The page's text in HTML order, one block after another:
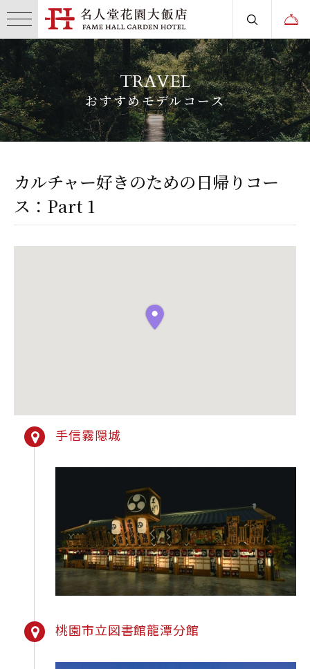
TRAVEL
おすすめモデルコース
カルチャー好きのための日帰りコー
ス：Part 1
手信霧隠城
桃園市立図書館龍潭分館